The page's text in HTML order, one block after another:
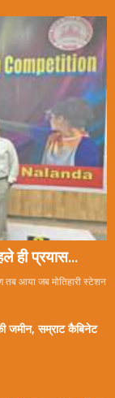
ही प्रयास...
तब आया जब मोतिहारी स्टेशन
जमीन, सम्राट कैबिनेट